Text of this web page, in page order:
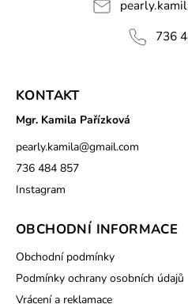
736
KONTAKT
Mgr. Kamila Pařízková
pearly.kamila@gmail.com
736 484 857
Instagram
OBCHODNÍ INFORMACE
Obchodní podmínky
Podmínky ochrany osobních údajů
Vrácení a reklamace